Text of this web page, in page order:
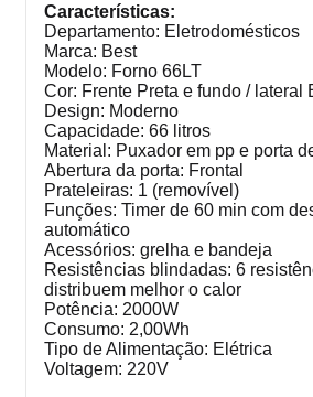
Características:
Departamento: Eletrodomésticos
Marca: Best
Modelo: Forno 66LT
Cor: Frente Preta e fundo / lateral
Design: Moderno
Capacidade: 66 litros
Material: Puxador em pp e porta
Abertura da porta: Frontal
Prateleiras: 1 (removível)
Funções: Timer de 60 min com
automático
Acessórios: grelha e bandeja
Resistências blindadas: 6
distribuem melhor o calor
Potência: 2000W
Consumo: 2,00Wh
Tipo de Alimentação: Elétrica
Voltagem: 220V